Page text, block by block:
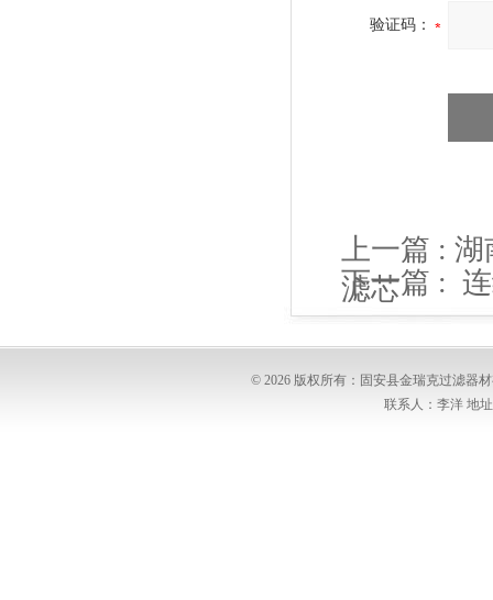
验证码：
上一篇 : 湖
滤芯
下一篇 :
© 2026 版权所有：固安县金瑞克过滤器
联系人：李洋 地